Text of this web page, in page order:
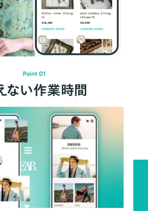
い3つの理由
Point 01
ない作業時間